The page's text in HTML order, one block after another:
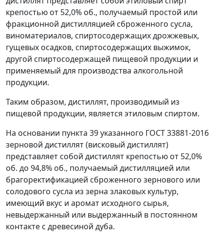
крепостью от 52,0% об., получаемый простой или
фракционной дистилляцией сброженного сусла,
виноматериалов, спиртосодержащих дрожжевых,
гущевых осадков, спиртосодержащих выжимок,
другой спиртосодержащей пищевой продукции и
применяемый для производства алкогольной
продукции.
Таким образом, дистиллят, производимый из
пищевой продукции, является этиловым спиртом.
На основании пункта 39 указанного ГОСТ 33881-2016
зерновой дистиллят (висковый дистиллят)
представляет собой дистиллят крепостью от 52,0%
об. до 94,8% об., получаемый дистилляцией или
брагоректификацией сброженного зернового или
солодового сусла из зерна злаковых культур,
имеющий вкус и аромат исходного сырья,
невыдержанный или выдержанный в постоянном
контакте с древесиной дуба.